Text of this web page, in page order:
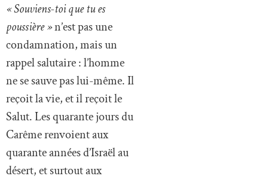
« Souviens-toi que tu es
poussière »n’est pas une
condamnation, mais un
rappel salutaire : l’homme
ne se sauve pas lui-même. Il
reçoit la vie, et il reçoit le
Salut. Les quarante jours du
Carême renvoient aux
quarante années d’Israël au
désert, et surtout aux